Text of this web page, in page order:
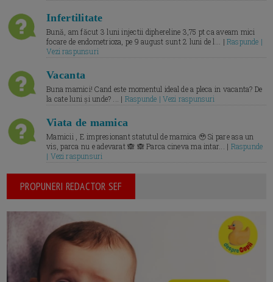
Infertilitate
Bună, am făcut 3 luni injectii diphereline 3,75 pt ca aveam mici
focare de endometrioza, pe 9 august sunt 2 luni de l... |Raspunde |
Vezi raspunsuri
Vacanta
Buna mamici! Cand este momentul ideal de a pleca in vacanta? De
la cate luni și unde? ... | Raspunde | Vezi raspunsuri
Viata de mamica
Mamicii , E impresionant statutul de mamica 🥹 Si pare asa un
vis, parca nu e adevarat 🙈 🙈 Parca cineva ma intar... | Raspunde
| Vezi raspunsuri
PROPUNERI REDACTOR SEF